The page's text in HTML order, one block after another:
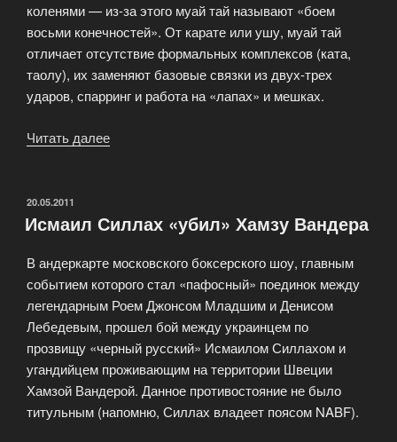
коленями — из-за этого муай тай называют «боем
восьми конечностей». От карате или ушу, муай тай
отличает отсутствие формальных комплексов (ката,
таолу), их заменяют базовые связки из двух-трех
ударов, спарринг и работа на «лапах» и мешках.
Читать далее
тай
боевое
искусство
Таиланда»
ОПУБЛИКОВАНО
20.05.2011
Исмаил Силлах «убил» Хамзу Вандера
В андеркарте московского боксерского шоу, главным
событием которого стал «пафосный» поединок между
легендарным Роем Джонсом Младшим и Денисом
Лебедевым, прошел бой между украинцем по
прозвищу «черный русский» Исмаилом Силлахом и
угандийцем проживающим на территории Швеции
Хамзой Вандерой. Данное противостояние не было
титульным (напомню, Силлах владеет поясом NABF).